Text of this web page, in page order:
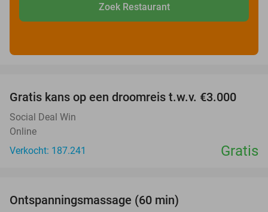
Zoek Restaurant
Gratis kans op een droomreis t.w.v. €3.000
Social Deal Win
Online
Verkocht: 187.241
Gratis
Ontspanningsmassage (60 min)